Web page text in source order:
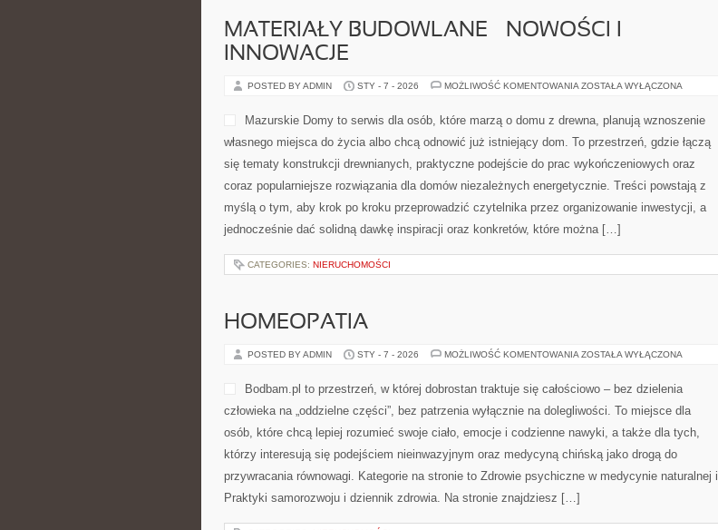
MATERIAŁY BUDOWLANE – NOWOŚCI I
INNOWACJE
POSTED BY ADMIN STY - 7 - 2026 MOŻLIWOŚĆ KOMENTOWANIA MATERIAŁY
NOWOŚCI
I
ZOSTAŁA WYŁĄCZONA
Mazurskie Domy to serwis dla osób, które marzą o domu z drewna, planują wznoszenie
własnego miejsca do życia albo chcą odnowić już istniejący dom. To przestrzeń, gdzie łączą
się tematy konstrukcji drewnianych, praktyczne podejście do prac wykończeniowych oraz
coraz popularniejsze rozwiązania dla domów niezależnych energetycznie. Treści powstają z
myślą o tym, aby krok po kroku przeprowadzić czytelnika przez organizowanie inwestycji, a
jednocześnie dać solidną dawkę inspiracji oraz konkretów, które można […]
CATEGORIES: NIERUCHOMOŚCI
HOMEOPATIA
POSTED BY ADMIN STY - 7 - 2026 MOŻLIWOŚĆ KOMENTOWANIA HOMEOPATIA
ZOSTAŁA WYŁĄCZONA
Bodbam.pl to przestrzeń, w której dobrostan traktuje się całościowo – bez dzielenia
człowieka na „oddzielne części”, bez patrzenia wyłącznie na dolegliwości. To miejsce dla
osób, które chcą lepiej rozumieć swoje ciało, emocje i codzienne nawyki, a także dla tych,
którzy interesują się podejściem nieinwazyjnym oraz medycyną chińską jako drogą do
przywracania równowagi. Kategorie na stronie to Zdrowie psychiczne w medycynie naturalnej i
Praktyki samorozwoju i dziennik zdrowia. Na stronie znajdziesz […]